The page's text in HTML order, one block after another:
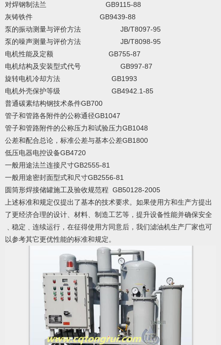
对焊钢制法兰 GB9115-88
灰铸铁件 GB9439-88
泵的振动测量与评价方法 JB/T8097-95
泵的噪声测量与评价方法 JB/T8098-95
电机性能及定额 GB755-87
电机结构及安装型式代号 GB997-87
旋转电机冷却方法 GB1993
电机外壳保护等级 GB4942.1-85
普通碳素结构钢技术条件GB700
管子和管路各附件的公称通径GB1047
管子和管路附件的公称压力和试验压力GB1048
公差和配合总论，标准公差与基本公差GB1800
低压电器电控设备GB4720
一般用途法兰连接尺寸GB2555-81
一般用途密封面型式和尺寸GB2556-81
圆筒形焊接储罐施工及验收规范程 GB50128-2005
上述标准和规定仅提出了基本的技术要求。如果使用方和生产方提出
了更经济合理的设计、材料、制造工艺等，提升设备性能并确保安全
﹑稳定﹑连续运行，在征得使用方同意后，我们滤油机生产厂家也可
以参考其它更优性能的标准和规定。